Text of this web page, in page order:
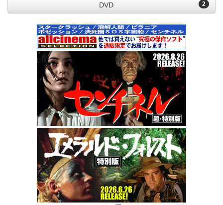
2
DVD